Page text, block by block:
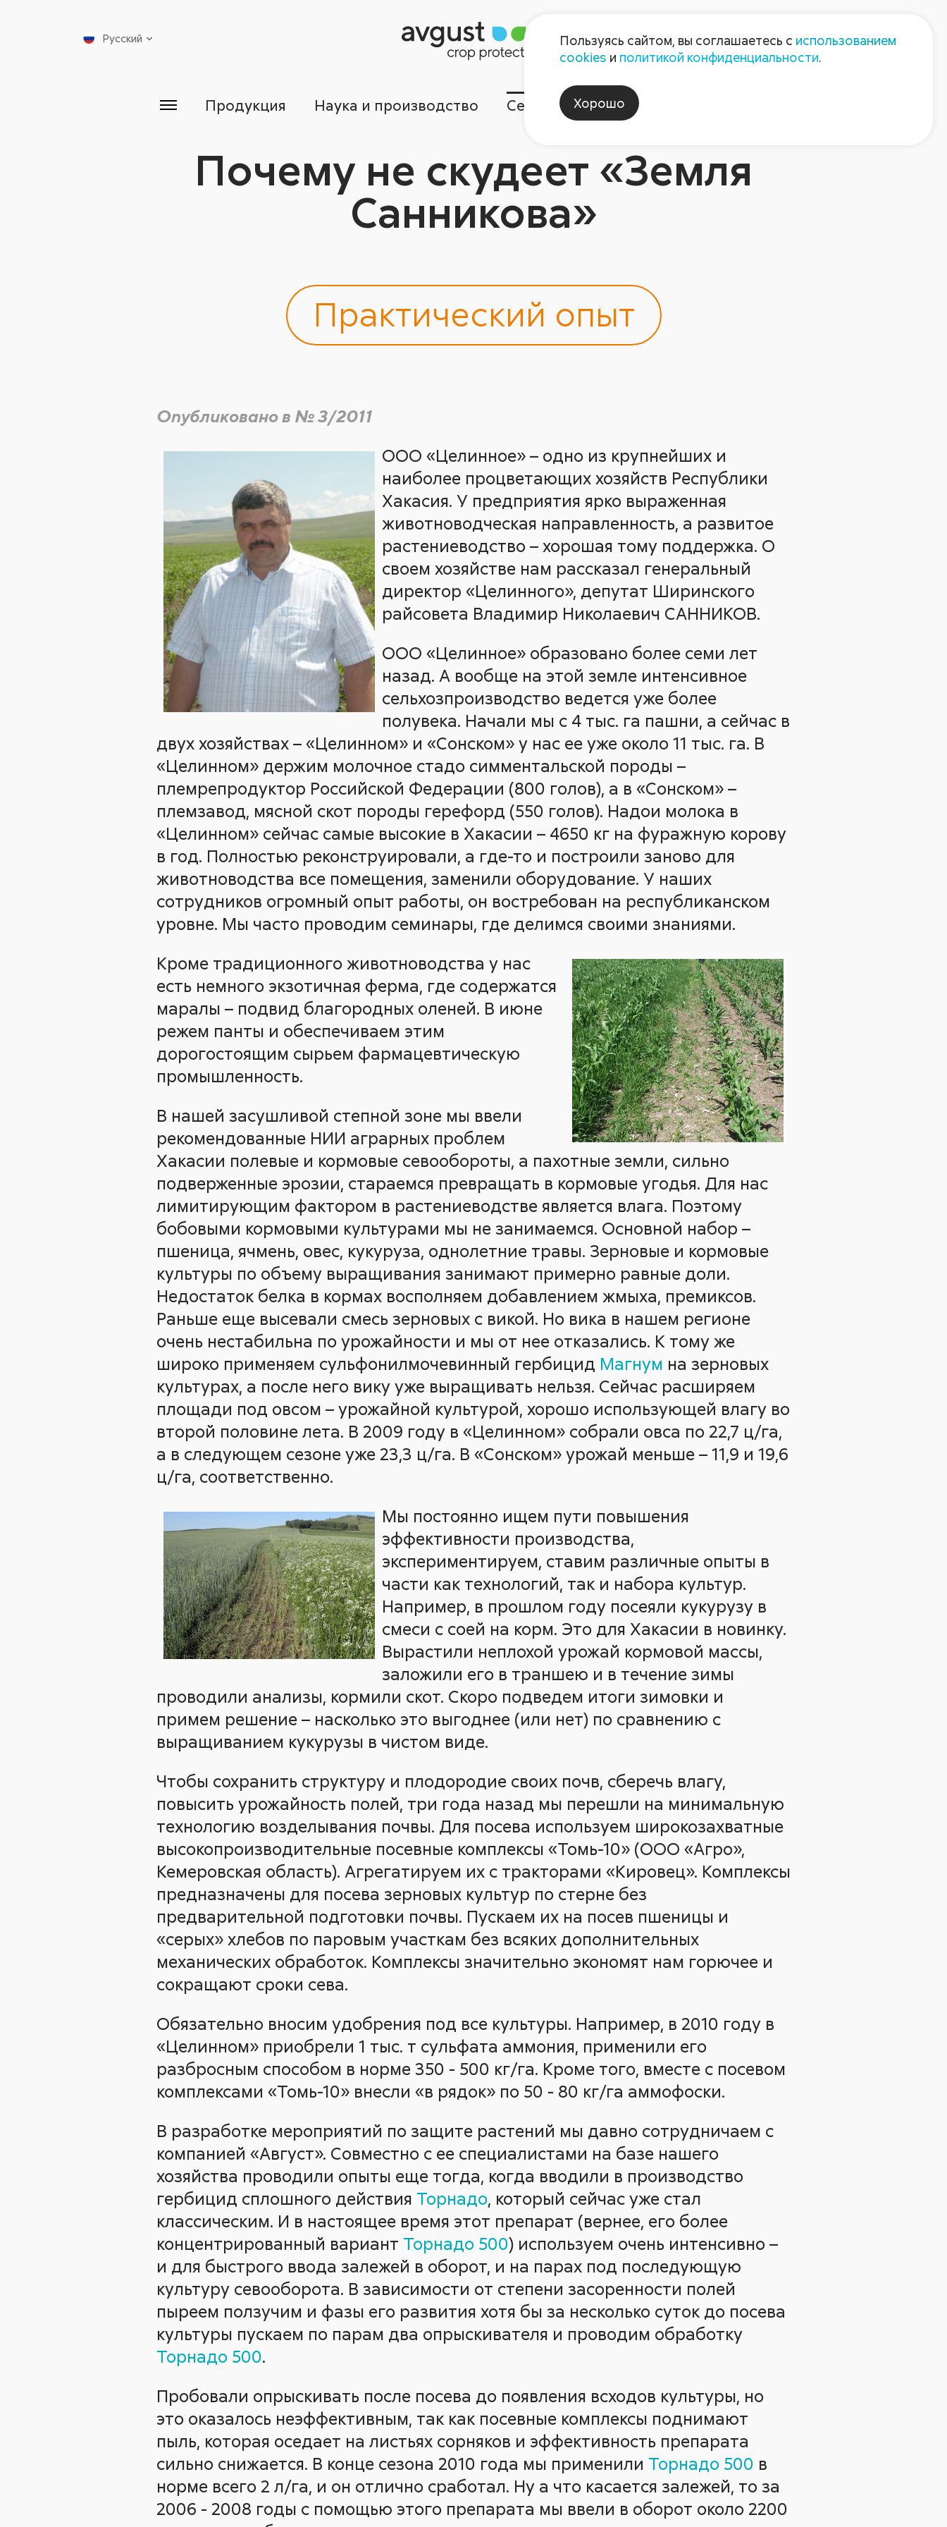
Пресс-центр Контакты
Русский
Продукция Наука и производство Сервисы Компания
Почему не скудеет «Земля
Санникова»
Практический опыт
Опубликовано в № 3/2011
ООО «Целинное» – одно из крупнейших и
наиболее процветающих хозяйств Республики
Хакасия. У предприятия ярко выраженная
животноводческая направленность, а развитое
растениеводство – хорошая тому поддержка. О
своем хозяйстве нам рассказал генеральный
директор «Целинного», депутат Ширинского
райсовета Владимир Николаевич САННИКОВ.
ООО «Целинное» образовано более семи лет
назад. А вообще на этой земле интенсивное
сельхозпроизводство ведется уже более
полувека. Начали мы с 4 тыс. га пашни, а сейчас в
двух хозяйствах – «Целинном» и «Сонском» у нас ее уже около 11 тыс. га. В
«Целинном» держим молочное стадо симментальской породы –
племрепродуктор Российской Федерации (800 голов), а в «Сонском» –
племзавод, мясной скот породы герефорд (550 голов). Надои молока в
«Целинном» сейчас самые высокие в Хакасии – 4650 кг на фуражную корову
в год. Полностью реконструировали, а где-то и построили заново для
животноводства все помещения, заменили оборудование. У наших
сотрудников огромный опыт работы, он востребован на республиканском
уровне. Мы часто проводим семинары, где делимся своими знаниями.
Кроме традиционного животноводства у нас
есть немного экзотичная ферма, где содержатся
маралы – подвид благородных оленей. В июне
режем панты и обеспечиваем этим
дорогостоящим сырьем фармацевтическую
промышленность.
В нашей засушливой степной зоне мы ввели
рекомендованные НИИ аграрных проблем
Хакасии полевые и кормовые севообороты, а пахотные земли, сильно
подверженные эрозии, стараемся превращать в кормовые угодья. Для нас
лимитирующим фактором в растениеводстве является влага. Поэтому
бобовыми кормовыми культурами мы не занимаемся. Основной набор –
пшеница, ячмень, овес, кукуруза, однолетние травы. Зерновые и кормовые
культуры по объему выращивания занимают примерно равные доли.
Недостаток белка в кормах восполняем добавлением жмыха, премиксов.
Раньше еще высевали смесь зерновых с викой. Но вика в нашем регионе
очень нестабильна по урожайности и мы от нее отказались. К тому же
широко применяем сульфонилмочевинный гербицид Магнум на зерновых
культурах, а после него вику уже выращивать нельзя. Сейчас расширяем
площади под овсом – урожайной культурой, хорошо использующей влагу во
второй половине лета. В 2009 году в «Целинном» собрали овса по 22,7 ц/га,
а в следующем сезоне уже 23,3 ц/га. В «Сонском» урожай меньше – 11,9 и 19,6
ц/га, соответственно.
Мы постоянно ищем пути повышения
эффективности производства,
экспериментируем, ставим различные опыты в
части как технологий, так и набора культур.
Например, в прошлом году посеяли кукурузу в
смеси с соей на корм. Это для Хакасии в новинку.
Вырастили неплохой урожай кормовой массы,
заложили его в траншею и в течение зимы
проводили анализы, кормили скот. Скоро подведем итоги зимовки и
примем решение – насколько это выгоднее (или нет) по сравнению с
выращиванием кукурузы в чистом виде.
Чтобы сохранить структуру и плодородие своих почв, сберечь влагу,
повысить урожайность полей, три года назад мы перешли на минимальную
технологию возделывания почвы. Для посева используем широкозахватные
высокопроизводительные посевные комплексы «Томь-10» (ООО «Агро»,
Кемеровская область). Агрегатируем их с тракторами «Кировец». Комплексы
предназначены для посева зерновых культур по стерне без
предварительной подготовки почвы. Пускаем их на посев пшеницы и
«серых» хлебов по паровым участкам без всяких дополнительных
механических обработок. Комплексы значительно экономят нам горючее и
сокращают сроки сева.
Обязательно вносим удобрения под все культуры. Например, в 2010 году в
«Целинном» приобрели 1 тыс. т сульфата аммония, применили его
разбросным способом в норме 350 - 500 кг/га. Кроме того, вместе с посевом
комплексами «Томь-10» внесли «в рядок» по 50 - 80 кг/га аммофоски.
В разработке мероприятий по защите растений мы давно сотрудничаем с
компанией «Август». Совместно с ее специалистами на базе нашего
хозяйства проводили опыты еще тогда, когда вводили в производство
гербицид сплошного действия Торнадо , который сейчас уже стал
классическим. И в настоящее время этот препарат (вернее, его более
концентрированный вариант Торнадо 500) используем очень интенсивно –
и для быстрого ввода залежей в оборот, и на парах под последующую
культуру севооборота. В зависимости от степени засоренности полей
пыреем ползучим и фазы его развития хотя бы за несколько суток до посева
культуры пускаем по парам два опрыскивателя и проводим обработку
Торнадо 500.
Пробовали опрыскивать после посева до появления всходов культуры, но
это оказалось неэффективным, так как посевные комплексы поднимают
пыль, которая оседает на листьях сорняков и эффективность препарата
сильно снижается. В конце сезона 2010 года мы применили Торнадо 500 в
норме всего 2 л/га, и он отлично сработал. Ну а что касается залежей, то за
2006 - 2008 годы с помощью этого препарата мы ввели в оборот около 2200
Пользуясь сайтом, вы соглашаетесь с использованием
cookies и политикой конфиденциальности.
Хорошо